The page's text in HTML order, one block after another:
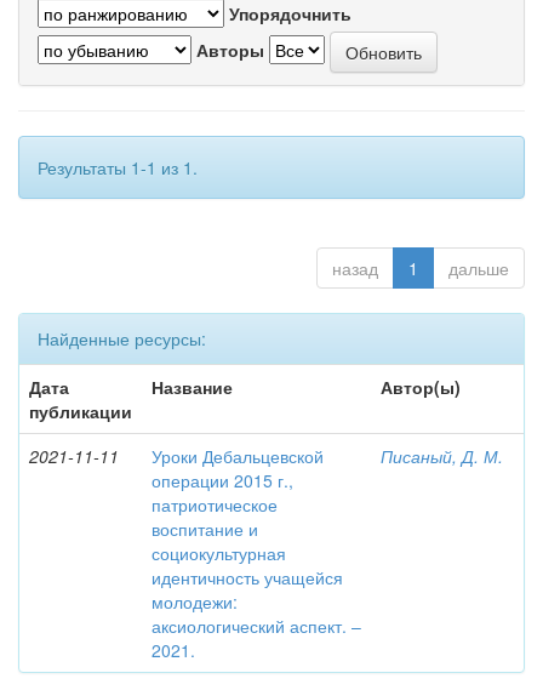
Упорядочнить
Авторы
Результаты 1-1 из 1.
назад 1 дальше
Найденные ресурсы:
Дата
публикации
Название Автор(ы)
2021-11-11
Уроки Дебальцевской
операции 2015 г.,
патриотическое
воспитание и
социокультурная
идентичность учащейся
молодежи:
аксиологический аспект. –
2021.
Писаный, Д. М.